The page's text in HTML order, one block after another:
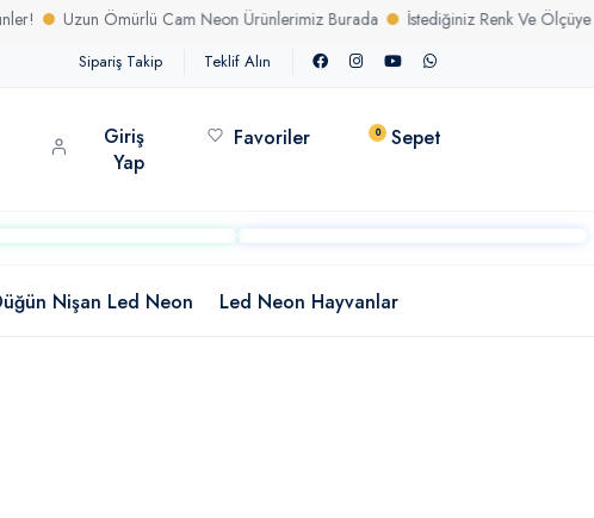
Uzun Ömürlü Cam Neon Ürünlerimiz Burada İstediğiniz Renk Ve Ölçüye
Sipariş Takip Teklif Alın
Giriş
Yap
Favoriler 0 Sepet
Nişan Led Neon Led Neon Hayvanlar